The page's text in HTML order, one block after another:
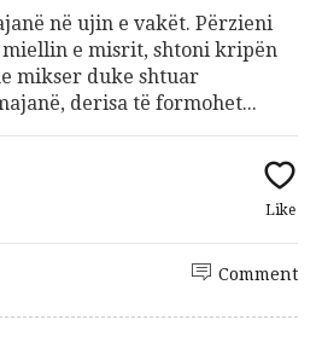
në ujin e vakët. Përzieni
e misrit, shtoni kripën
mikser duke shtuar
derisa të formohet...
Like
Comment